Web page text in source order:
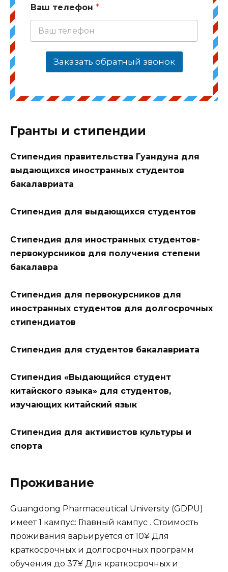
Ваш телефон *
Заказать обратный звонок
Гранты и стипендии
Стипендия правительства Гуандуна для
выдающихся иностранных студентов
бакалавриата
Стипендия для выдающихся студентов
Стипендия для иностранных студентов-
первокурсников для получения степени
бакалавра
Стипендия для первокурсников для
иностранных студентов для долгосрочных
стипендиатов
Стипендия для студентов бакалавриата
Стипендия «Выдающийся студент
китайского языка» для студентов,
изучающих китайский язык
Стипендия для активистов культуры и
спорта
Проживание
Guangdong Pharmaceutical University (GDPU)
имеет 1 кампус: Главный кампус . Стоимость
проживания варьируется от 10¥ Для
краткосрочных и долгосрочных программ
обучения до 37¥ Для краткосрочных и